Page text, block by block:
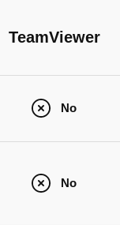
TeamViewer
No
No